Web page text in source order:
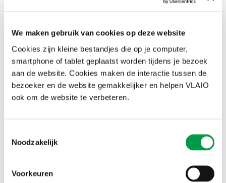
We maken gebruik van cookies op deze website
Cookies zijn kleine bestandjes die op je computer,
smartphone of tablet geplaatst worden tijdens je bezoek
aan de website. Cookies maken de interactie tussen de
bezoeker en de website gemakkelijker en helpen VLAIO
ook om de website te verbeteren.
Noodzakelijk
Voorkeuren
lening in ruil voor een interestvergoeding (crowdlending, ook wel
credit crowdfunding genoemd) of aandelen in ruil voor een
deelname in de eventuele winst (equity crowdfunding).
Een overzicht van deze platformen kan je terugvinden in de
databankRisicokapitaal via de filter Crowdfundingplatform
Nee